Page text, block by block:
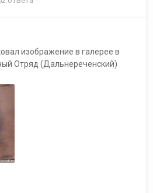
изображение в галерее в
Отряд (Дальнереченский)